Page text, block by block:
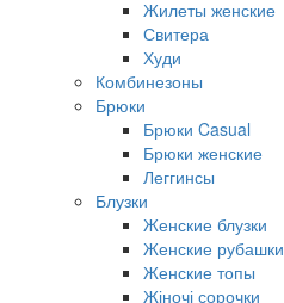
Жилеты женские
Свитера
Худи
Комбинезоны
Брюки
Брюки Casual
Брюки женские
Леггинсы
Блузки
Женские блузки
Женские рубашки
Женские топы
Жіночі сорочки